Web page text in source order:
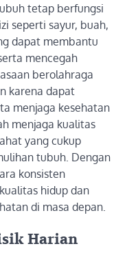
tetap berfungsi
seperti sayur, buah,
dapat membantu
mencegah
berolahraga
karena dapat
menjaga kesehatan
menjaga kualitas
yang cukup
tubuh. Dengan
konsisten
hidup dan
di masa depan.
Harian